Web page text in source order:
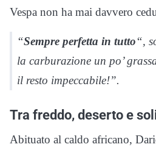
Vespa non ha mai davvero
“Sempre perfetta in tutto“,
la carburazione un po’
il resto impeccabile!”.
Tra freddo, deserto e
Abituato al caldo africano,